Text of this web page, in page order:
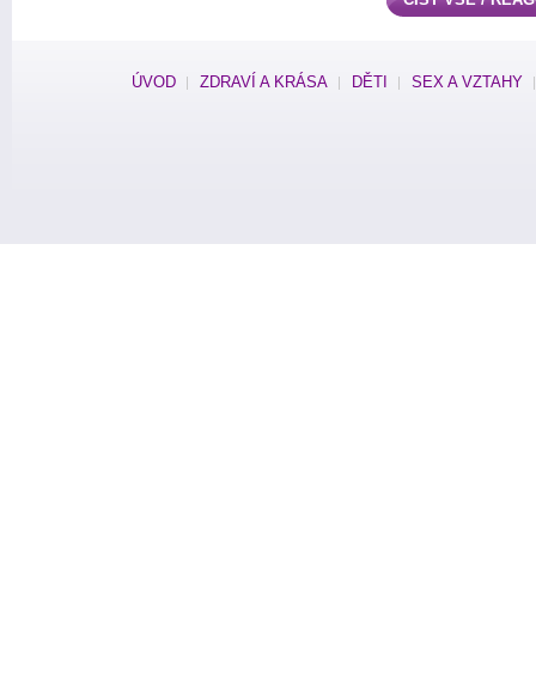
ÚVOD ZDRAVÍ A KRÁSA DĚTI SEX A VZTAHY